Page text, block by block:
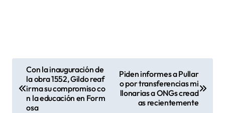
Con la inauguración de
la obra 1552, Gildo reaf
irma su compromiso co
n la educación en Form
osa
Piden informes a Pullar
o por transferencias mi
llonarias a ONGs cread
as recientemente